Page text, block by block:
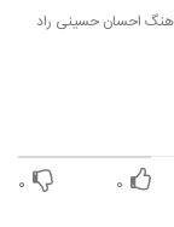
آهنگ احسان حسینی راد
۰ ۰